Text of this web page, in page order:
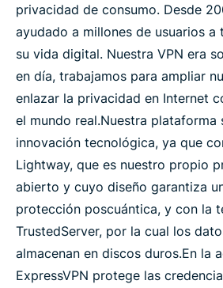
privacidad de consumo. Desde
ayudado a millones de usuarios
su vida digital. Nuestra VPN era
en día, trabajamos para ampliar
enlazar la privacidad en Internet
el mundo real.Nuestra plataforma
innovación tecnológica, ya que
Lightway, que es nuestro propio
abierto y cuyo diseño garantiza
protección poscuántica, y con la
TrustedServer, por la cual los
almacenan en discos duros.En la
ExpressVPN protege las